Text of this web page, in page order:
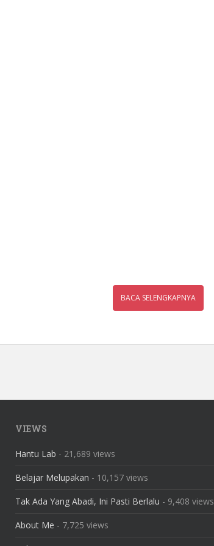
BACA SELENGKAPNYA
VIEWS
Hantu Lab - 21,689 views
Belajar Melupakan - 10,157 views
Tak Ada Yang Abadi, Ini Pasti Berlalu - 9,408 views
About Me - 7,725 views